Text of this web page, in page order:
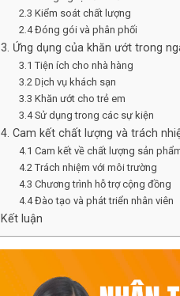
2.3 Kiểm soát chất lượng
2.4 Đóng gói và phân phối
3. Ứng dụng của khăn ướt trong
3.1 Tiện ích cho nhà hàng
3.2 Dịch vụ khách sạn
3.3 Khăn ướt cho trẻ em
3.4 Sử dụng trong các sự kiện
4. Cam kết chất lượng và trách
4.1 Cam kết về chất lượng sản
4.2 Trách nhiệm với môi trường
4.3 Chương trình hỗ trợ cộng đồng
4.4 Đào tạo và phát triển nhân viên
Kết luận